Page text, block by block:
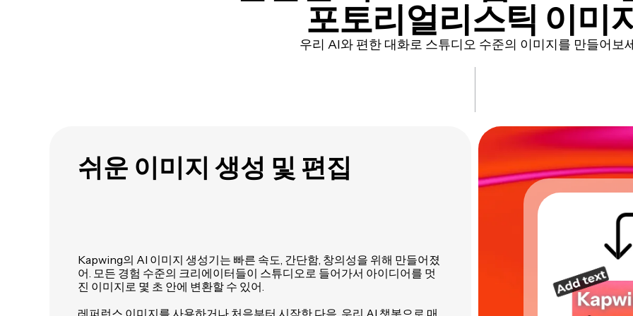
포토리얼리스틱 이미
우리 AI와 편한 대화로 스튜디오 수준의 이미지를 만들어보
쉬운 이미지 생성 및 편집
Kapwing의 AI 이미지 생성기는 빠른 속도, 간단함, 창의성을 위해 만들어졌
어. 모든 경험 수준의 크리에이터들이 스튜디오로 들어가서 아이디어를 멋
진 이미지로 몇 초 안에 변환할 수 있어.
레퍼런스 이미지를 사용하거나 처음부터 시작한 다음, 우리 AI 챗봇으로 매